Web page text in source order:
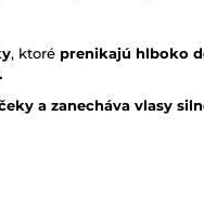
, ktoré prenikajú hlboko
a zanecháva vlasy